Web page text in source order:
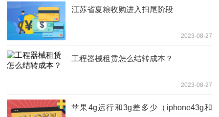
江苏省夏粮收购进入扫尾阶段
2023-08-27
工程器械租赁怎么结转成本？
2023-08-27
苹果4g运行和3g差多少（iphone43g和